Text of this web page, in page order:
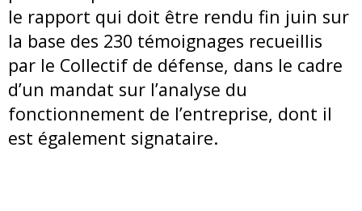
le rapport qui doit être rendu fin juin sur
la base des 230 témoignages recueillis
par le Collectif de défense, dans le cadre
d’un mandat sur l’analyse du
fonctionnement de l’entreprise, dont il
est également signataire.